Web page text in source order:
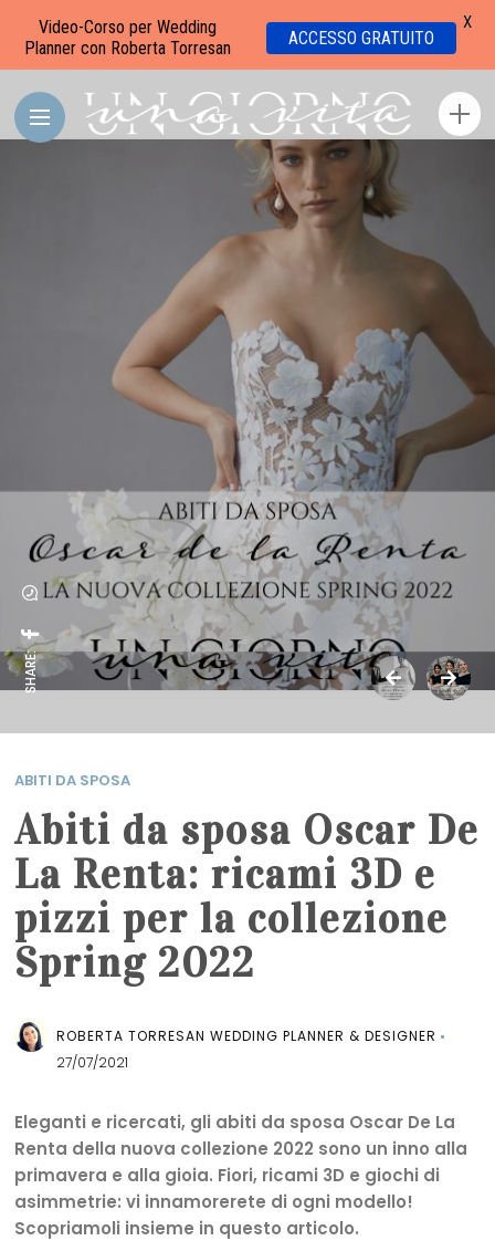
SHARE:
ABITI DA SPOSA
Abiti da sposa Oscar De
La Renta: ricami 3D e
pizzi per la collezione
Spring 2022
ROBERTA TORRESAN WEDDING PLANNER & DESIGNER
27/07/2021
Eleganti e ricercati, gli abiti da sposa Oscar De La
Renta della nuova collezione 2022 sono un inno alla
primavera e alla gioia. Fiori, ricami 3D e giochi di
asimmetrie: vi innamorerete di ogni modello!
Scopriamoli insieme in questo articolo.
Video-Corso per Wedding
Planner con Roberta Torresan
ACCESSO GRATUITO
X